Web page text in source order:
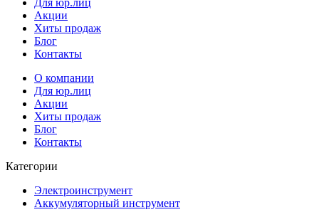
Для юр.лиц
Акции
Хиты продаж
Блог
Контакты
О компании
Для юр.лиц
Акции
Хиты продаж
Блог
Контакты
Категории
Электроинструмент
Аккумуляторный инструмент